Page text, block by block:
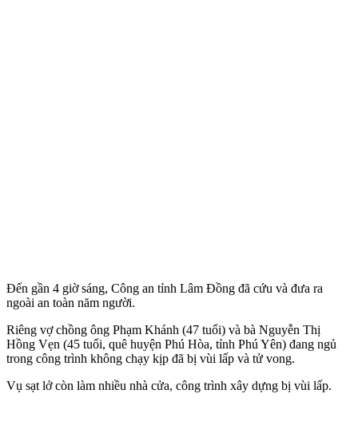
Đến gần 4 giờ sáng, Công an tỉnh Lâm Đồng đã cứu và đưa ra
ngoài an toàn năm người.
Riêng vợ chồng ông Phạm Khánh (47 tuổi) và bà Nguyễn Thị
Hồng Vẹn (45 tuổi, quê huyện Phú Hòa, tỉnh Phú Yên) đang ngủ
trong công trình không chạy kịp đã bị vùi lấp và t‌ử von‌g.
Vụ sạt lở còn làm nhiều nhà cửa, công trình xây dựng bị vùi lấp.